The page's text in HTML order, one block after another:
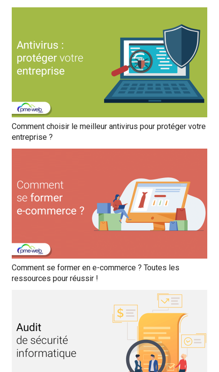
Comment choisir le meilleur antivirus pour protéger votre
entreprise ?
Comment se former en e-commerce ? Toutes les
ressources pour réussir !